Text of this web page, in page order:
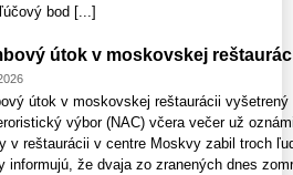
bod [...]
útok v moskovskej
útok v moskovskej reštaurácii
výbor (NAC) včera večer už
v reštaurácii v centre Moskvy zabil troch
informujú, že dvaja zo zranených dnes